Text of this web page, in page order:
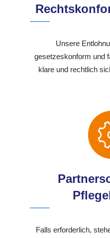
Unsere
gesetzeskonform und
klare und rechtlich
Falls erforderlich,